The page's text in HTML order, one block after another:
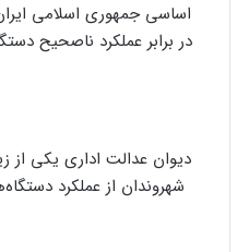
اساسی جمهوری اسلامی
در برابر عملکرد ناصحیح
دیوان عدالت اداری یکی
شهروندان از عملکرد